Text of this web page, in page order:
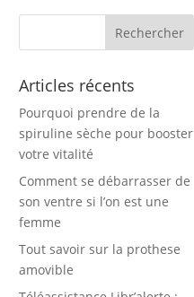
Articles récents
Pourquoi prendre de la
spiruline sèche pour booster
votre vitalité
Comment se débarrasser de
son ventre si l’on est une
femme
Tout savoir sur la prothese
amovible